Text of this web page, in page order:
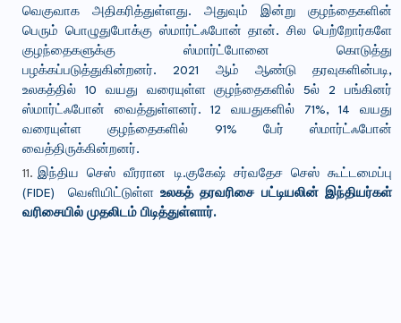
வெகுவாக அதிகரித்துள்ளது. அதுவும் இன்று குழந்தைகளின்
பெரும் பொழுதுபோக்கு ஸ்மார்ட்ஃபோன் தான். சில பெற்றோர்களே
குழந்தைகளுக்கு ஸ்மார்ட்போனை கொடுத்து
பழக்கப்படுத்துகின்றனர். 2021 ஆம் ஆண்டு தரவுகளின்படி,
உலகத்தில் 10 வயது வரையுள்ள குழந்தைகளில் 5ல் 2 பங்கினர்
ஸ்மார்ட்ஃபோன் வைத்துள்ளனர். 12 வயதுகளில் 71%, 14 வயது
வரையுள்ள குழந்தைகளில் 91% பேர் ஸ்மார்ட்ஃபோன்
வைத்திருக்கின்றனர்.
இந்திய செஸ் வீரரான டி.குகேஷ் சர்வதேச செஸ் கூட்டமைப்பு
(FIDE) வெளியிட்டுள்ள உலகத் தரவரிசை பட்டியலின் இந்தியர்கள்
வரிசையில் முதலிடம் பிடித்துள்ளார்.